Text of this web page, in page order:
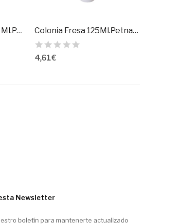
Champu Volumen 250 Ml.Petnatura Colonia Fresa 125Ml.Petnatura
4,61 €
Newsletter
boletín para mantenerte actualizado